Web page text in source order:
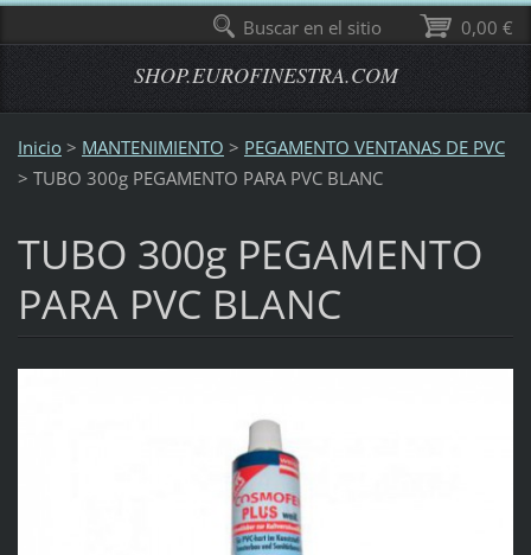
SHOP.EUROFINESTRA.COM
Inicio > MANTENIMIENTO > PEGAMENTO VENTANAS DE PVC
> TUBO 300g PEGAMENTO PARA PVC BLANC
TUBO 300g PEGAMENTO
PARA PVC BLANC
0,00 €
Buscar en el sitio